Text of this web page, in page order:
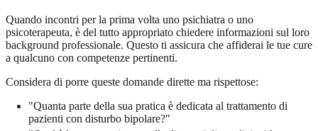
Quando incontri per la prima volta uno psichiatra o uno
psicoterapeuta, è del tutto appropriato chiedere informazioni sul loro
background professionale. Questo ti assicura che affiderai le tue cure
a qualcuno con competenze pertinenti.
Considera di porre queste domande dirette ma rispettose:
"Quanta parte della sua pratica è dedicata al trattamento di
pazienti con disturbo bipolare?"